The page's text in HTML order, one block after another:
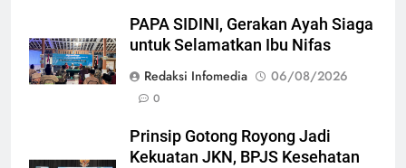
PAPA SIDINI, Gerakan Ayah Siaga
untuk Selamatkan Ibu Nifas
Redaksi Infomedia
06/08/2026
0
Prinsip Gotong Royong Jadi
Kekuatan JKN, BPJS Kesehatan